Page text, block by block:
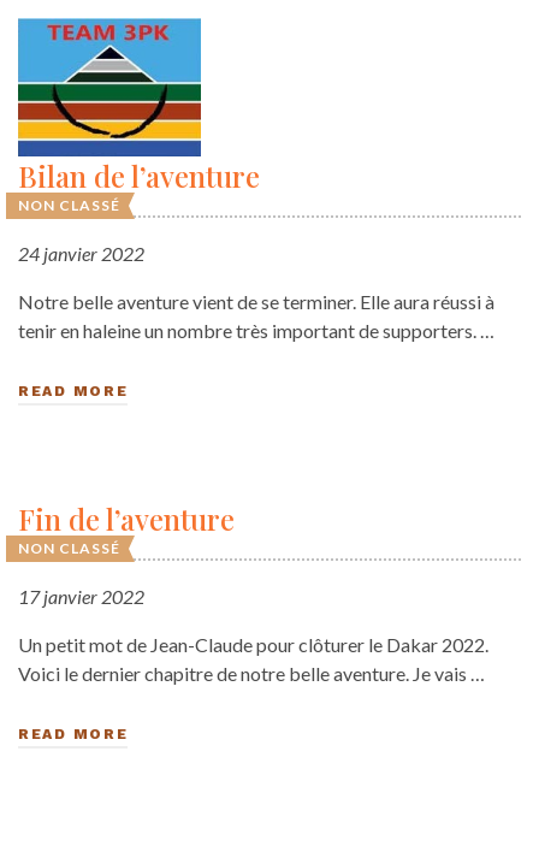
NON CLASSÉ
Bilan de l’aventure
24 janvier 2022
Notre belle aventure vient de se terminer. Elle aura réussi à
tenir en haleine un nombre très important de supporters. …
READ MORE
NON CLASSÉ
Fin de l’aventure
17 janvier 2022
Un petit mot de Jean-Claude pour clôturer le Dakar 2022.
Voici le dernier chapitre de notre belle aventure. Je vais …
READ MORE